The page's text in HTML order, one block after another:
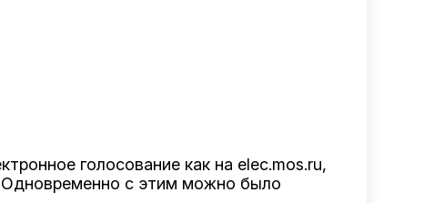
голосование как на elec.mos.ru,
Одновременно с этим можно было